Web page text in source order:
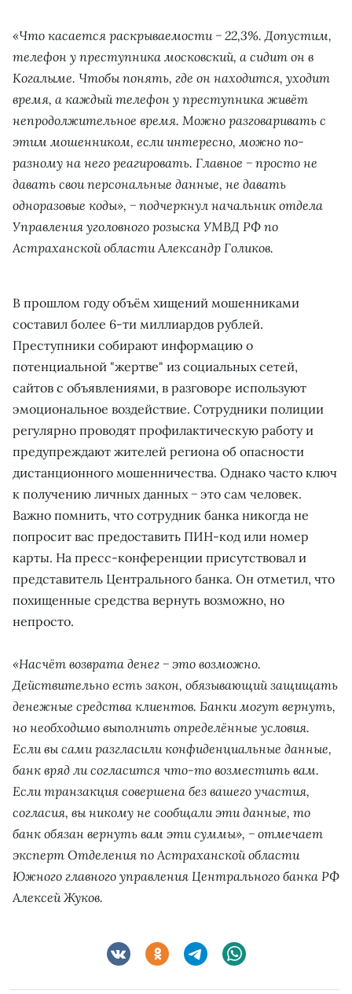
«Что касается раскрываемости − 22,3%. Допустим,
телефон у преступника московский, а сидит он в
Когалыме. Чтобы понять, где он находится, уходит
время, а каждый телефон у преступника живёт
непродолжительное время. Можно разговаривать с
этим мошенником, если интересно, можно по-
разному на него реагировать. Главное − просто не
давать свои персональные данные, не давать
одноразовые коды», − подчеркнул начальник отдела
Управления уголовного розыска УМВД РФ по
Астраханской области Александр Голиков.
В прошлом году объём хищений мошенниками
составил более 6-ти миллиардов рублей.
Преступники собирают информацию о
потенциальной "жертве" из социальных сетей,
сайтов с объявлениями, в разговоре используют
эмоциональное воздействие. Сотрудники полиции
регулярно проводят профилактическую работу и
предупреждают жителей региона об опасности
дистанционного мошенничества. Однако часто ключ
к получению личных данных − это сам человек.
Важно помнить, что сотрудник банка никогда не
попросит вас предоставить ПИН-код или номер
карты. На пресс-конференции присутствовал и
представитель Центрального банка. Он отметил, что
похищенные средства вернуть возможно, но
непросто.
«Насчёт возврата денег − это возможно.
Действительно есть закон, обязывающий защищать
денежные средства клиентов. Банки могут вернуть,
но необходимо выполнить определённые условия.
Если вы сами разгласили конфиденциальные данные,
банк вряд ли согласится что-то возместить вам.
Если транзакция совершена без вашего участия,
согласия, вы никому не сообщали эти данные, то
банк обязан вернуть вам эти суммы», − отмечает
эксперт Отделения по Астраханской области
Южного главного управления Центрального банка РФ
Алексей Жуков.